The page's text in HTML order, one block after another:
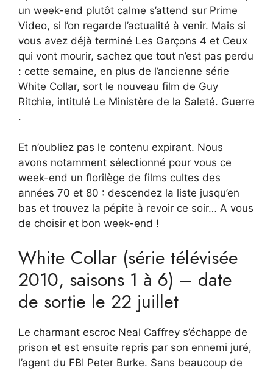
un week-end plutôt calme s’attend sur Prime
Video, si l’on regarde l’actualité à venir. Mais si
vous avez déjà terminé Les Garçons 4 et Ceux
qui vont mourir, sachez que tout n’est pas perdu
: cette semaine, en plus de l’ancienne série
White Collar, sort le nouveau film de Guy
Ritchie, intitulé Le Ministère de la Saleté. Guerre
.
Et n’oubliez pas le contenu expirant. Nous
avons notamment sélectionné pour vous ce
week-end un florilège de films cultes des
années 70 et 80 : descendez la liste jusqu’en
bas et trouvez la pépite à revoir ce soir… A vous
de choisir et bon week-end !
White Collar (série télévisée
2010, saisons 1 à 6) – date
de sortie le 22 juillet
Le charmant escroc Neal Caffrey s’échappe de
prison et est ensuite repris par son ennemi juré,
l’agent du FBI Peter Burke. Sans beaucoup de